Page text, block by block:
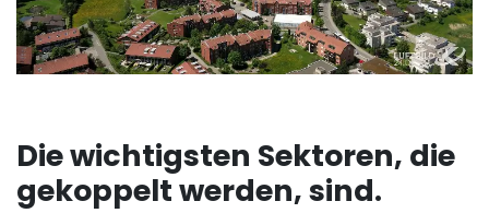
Die wichtigsten Sektoren, die
gekoppelt werden, sind.